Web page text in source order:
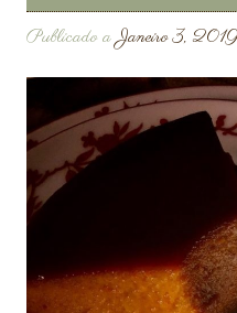
Publicado aJaneiro 3, 2019